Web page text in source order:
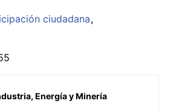
ciudadana
Energía y Minería